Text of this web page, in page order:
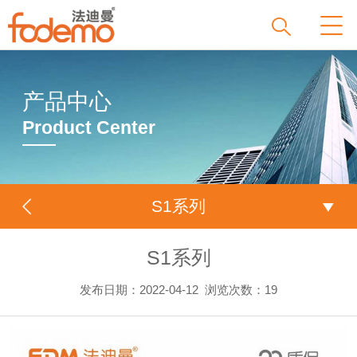
产品中心
Product Center
S1系列
S1系列
发布日期：2022-04-12 浏览次数： 19